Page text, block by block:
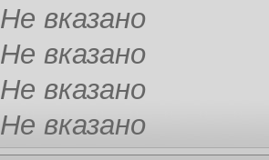
Не вказано
Не вказано
Не вказано
Не вказано